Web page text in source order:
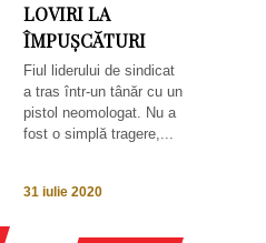
LOVIRI LA
ÎMPUȘCĂTURI
Fiul liderului de sindicat
a tras într-un tânăr cu un
pistol neomologat. Nu a
fost o simplă tragere,...
31 iulie 2020